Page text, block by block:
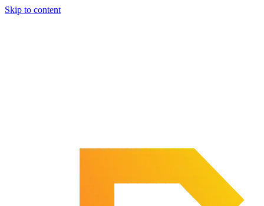
Skip to content